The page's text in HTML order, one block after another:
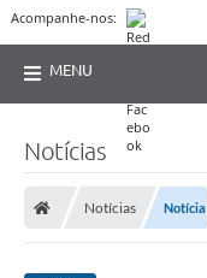
Acompanhe-nos:
MENU
Notícias
Notícias Notícia